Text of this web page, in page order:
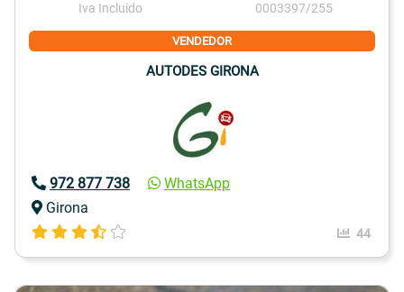
Iva Incluido 0003397/255
VENDEDOR
AUTODES GIRONA
972 877 738
WhatsApp
Girona
44